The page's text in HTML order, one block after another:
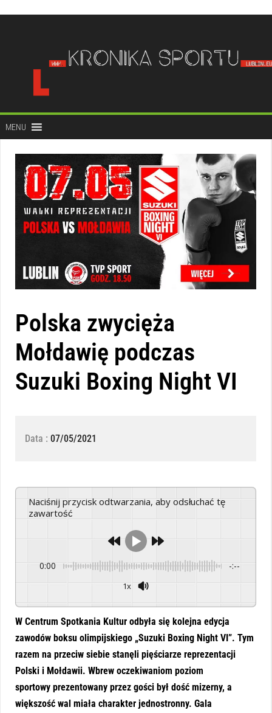
treści
MENU
Polska zwycięża
Mołdawię podczas
Suzuki Boxing Night VI
Data : 07/05/2021
Naciśnij przycisk odtwarzania, aby odsłuchać tę
zawartość
0:00 -:--
1x
W Centrum Spotkania Kultur odbyła się kolejna edycja
zawodów boksu olimpijskiego „Suzuki Boxing Night VI”. Tym
razem na przeciw siebie stanęli pięściarze reprezentacji
Polski i Mołdawii. Wbrew oczekiwaniom poziom
sportowy prezentowany przez gości był dość mizerny, a
większość wal miała charakter jednostronny. Gala